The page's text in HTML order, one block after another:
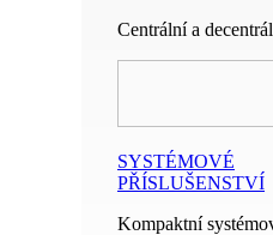
Centrální a
SYSTÉMOVÉ
PŘÍSLUŠENSTVÍ
Kompaktní